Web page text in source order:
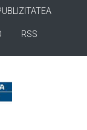
RSS